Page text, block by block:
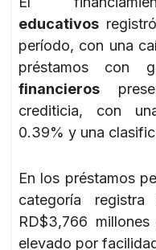
educativos
período, con una
préstamos con
financieros
crediticia, con
0.39% y una
En los préstamos
categoría
RD$3,766
elevado por